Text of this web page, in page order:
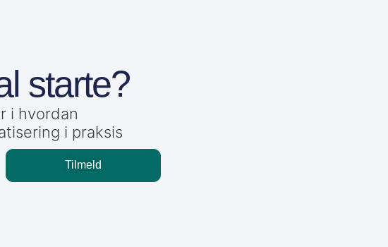
starte?
i hvordan
i praksis
Tilmeld